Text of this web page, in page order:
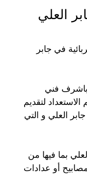
العلي
في جابر
باشرف فني
لتقديم
العلي و التي
بما فيها من
أو عدادات